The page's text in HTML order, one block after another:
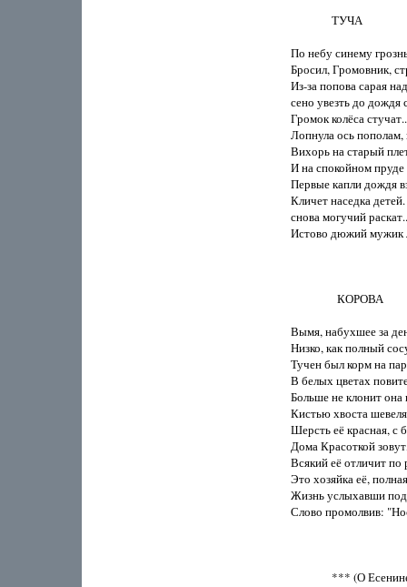
               ТУЧА
По небу синему
Бросил, Громовник,
Из-за попова сарая
сено увезть до дождя
Громок колёса
Лопнула ось пополам,
Вихорь на старый
И на спокойном
Первые капли дождя
Кличет наседка
снова могучий
Истово дюжий мужик
                 КОРОВА
Вымя, набухшее за
Низко, как полный
Тучен был корм на
В белых цветах
Больше не клонит она
Кистью хвоста
Шерсть её красная, с
Дома Красоткой
Всякий её отличит по
Это хозяйка её,
Жизнь услыхавши под
Слово промолвив:
*** (О